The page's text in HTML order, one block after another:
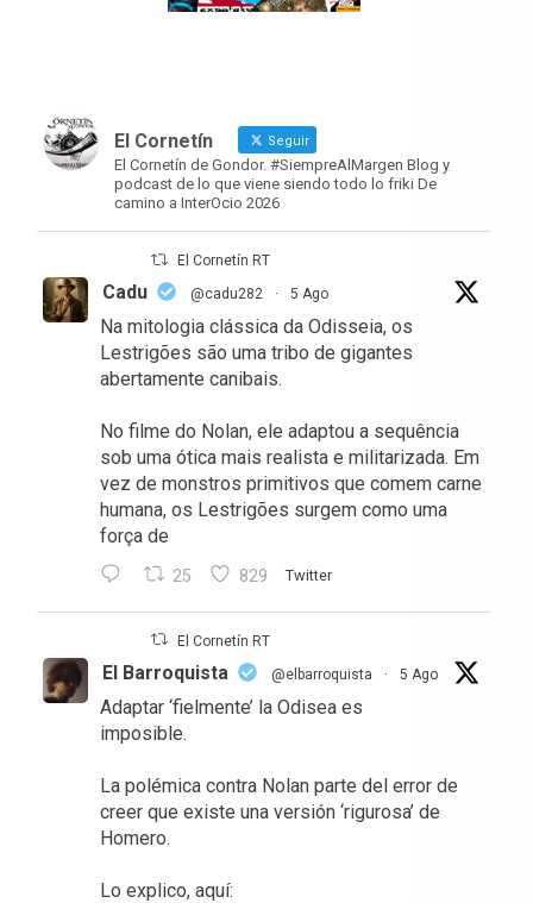
El Cornetín Seguir
El Cornetín de Gondor. #SiempreAlMargen Blog y
podcast de lo que viene siendo todo lo friki De
camino a InterOcio 2026
El Cornetín RT
Cadu @cadu282 · 5 Ago
Na mitologia clássica da Odisseia, os
Lestrigões são uma tribo de gigantes
abertamente canibais.
No filme do Nolan, ele adaptou a sequência
sob uma ótica mais realista e militarizada. Em
vez de monstros primitivos que comem carne
humana, os Lestrigões surgem como uma
força de
25 829 Twitter
El Cornetín RT
El Barroquista @elbarroquista · 5 Ago
Adaptar ‘fielmente’ la Odisea es
imposible.
La polémica contra Nolan parte del error de
creer que existe una versión ‘rigurosa’ de
Homero.
Lo explico, aquí: